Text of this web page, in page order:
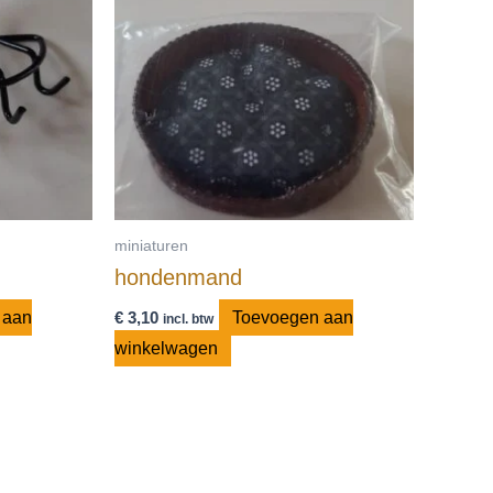
miniaturen
hondenmand
€3,10 incl. btw
Toevoegen aan
winkelwagen